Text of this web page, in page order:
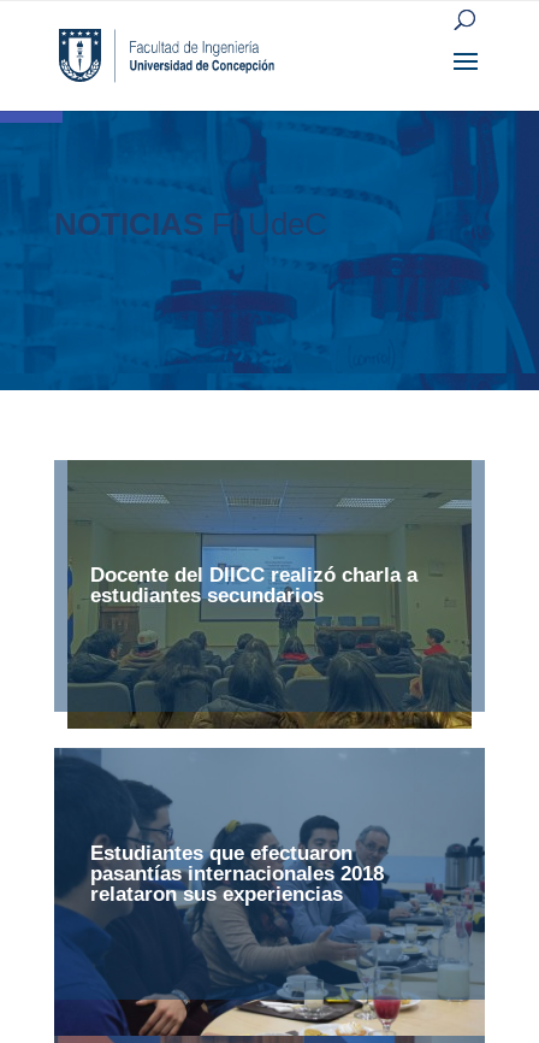
Open toolbar
NOTICIAS FI UdeC
Docente del DIICC realizó charla a
estudiantes secundarios
Estudiantes que efectuaron
pasantías internacionales 2018
relataron sus experiencias